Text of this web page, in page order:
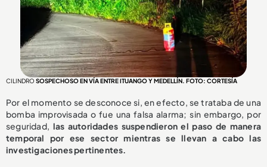
CILINDRO SOSPECHOSO EN VÍA ENTRE ITUANGO Y MEDELLÍN. FOTO: CORTESÍA
Por el momento se desconoce si, en efecto, se trataba de una
bomba improvisada o fue una falsa alarma; sin embargo, por
seguridad, las autoridades suspendieron el paso de manera
temporal por ese sector mientras se llevan a cabo las
investigaciones pertinentes.